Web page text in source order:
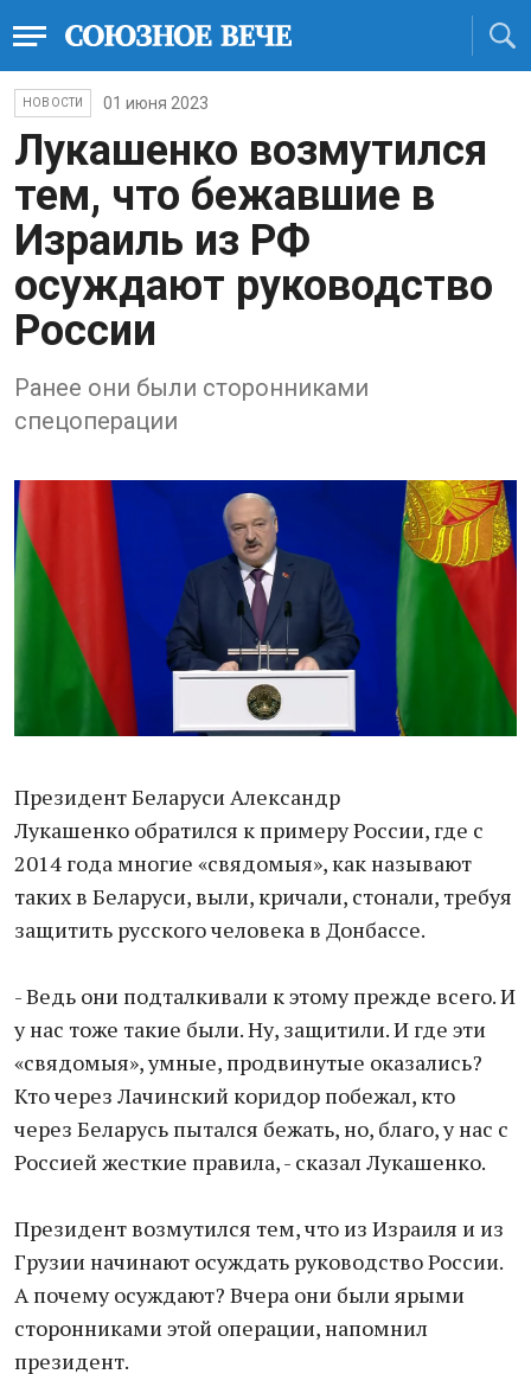
НОВОСТИ 01 июня 2023
Лукашенко возмутился
тем, что бежавшие в
Израиль из РФ
осуждают руководство
России
Ранее они были сторонниками
спецоперации
Президент Беларуси Александр
Лукашенко обратился к примеру России, где с
2014 года многие «свядомыя», как называют
таких в Беларуси, выли, кричали, стонали, требуя
защитить русского человека в Донбассе.
- Ведь они подталкивали к этому прежде всего. И
у нас тоже такие были. Ну, защитили. И где эти
«свядомыя», умные, продвинутые оказались?
Кто через Лачинский коридор побежал, кто
через Беларусь пытался бежать, но, благо, у нас с
Россией жесткие правила, - сказал Лукашенко.
Президент возмутился тем, что из Израиля и из
Грузии начинают осуждать руководство России.
А почему осуждают? Вчера они были ярыми
сторонниками этой операции, напомнил
президент.